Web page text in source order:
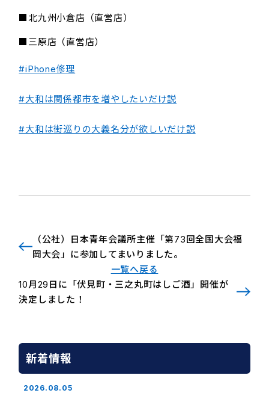
■北九州小倉店（直営店）
■三原店（直営店）
#iPhone修理
#大和は関係都市を増やしたいだけ説
#大和は街巡りの大義名分が欲しいだけ説
（公社）日本青年会議所主催「第73回全国大会福
岡大会」に参加してまいりました。
一覧へ戻る
10月29日に「伏見町・三之丸町はしご酒」開催が
決定しました！
新着情報
2026.08.05